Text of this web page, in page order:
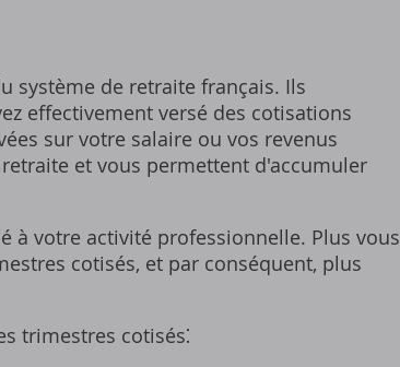
système de retraite français. Ils
effectivement versé des cotisations
sur votre salaire ou vos revenus
et vous permettent d'accumuler
à votre activité professionnelle. Plus vous
cotisés‚ et par conséquent‚ plus
trimestres cotisés⁚